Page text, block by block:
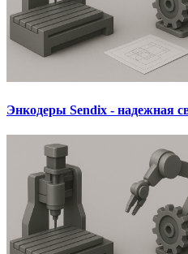
Энкодеры Sendix - надежная